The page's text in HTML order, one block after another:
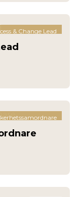
& Change Lead